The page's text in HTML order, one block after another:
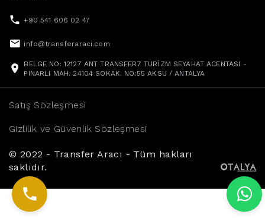
+90 541 606 02 47
info@transferaraci.com
BELGE NO: 12127 ANT TRANSFER7 TURİZM SEYAHAT ACENTASI -
PINARLI MAH. 24104 SOKAK. NO:55 AKSU / ANTALYA
© 2022 - Transfer Aracı - Tüm hakları
saklıdır.
Gizlilik ve Güvenlik Sözleşmesi
Satış Sözleşmesi